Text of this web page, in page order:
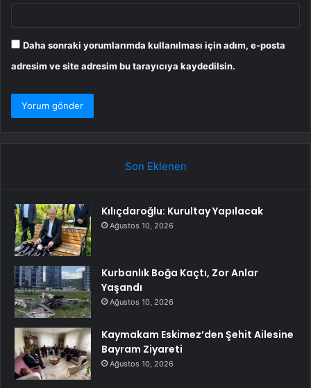
Daha sonraki yorumlarımda kullanılması için adım, e-posta
adresim ve site adresim bu tarayıcıya kaydedilsin.
Son Eklenen
Kılıçdaroğlu: Kurultay Yapılacak
Ağustos 10, 2026
Kurbanlık Boğa Kaçtı, Zor Anlar
Yaşandı
Ağustos 10, 2026
Kaymakam Eskimez’den Şehit Ailesine
Bayram Ziyareti
Ağustos 10, 2026